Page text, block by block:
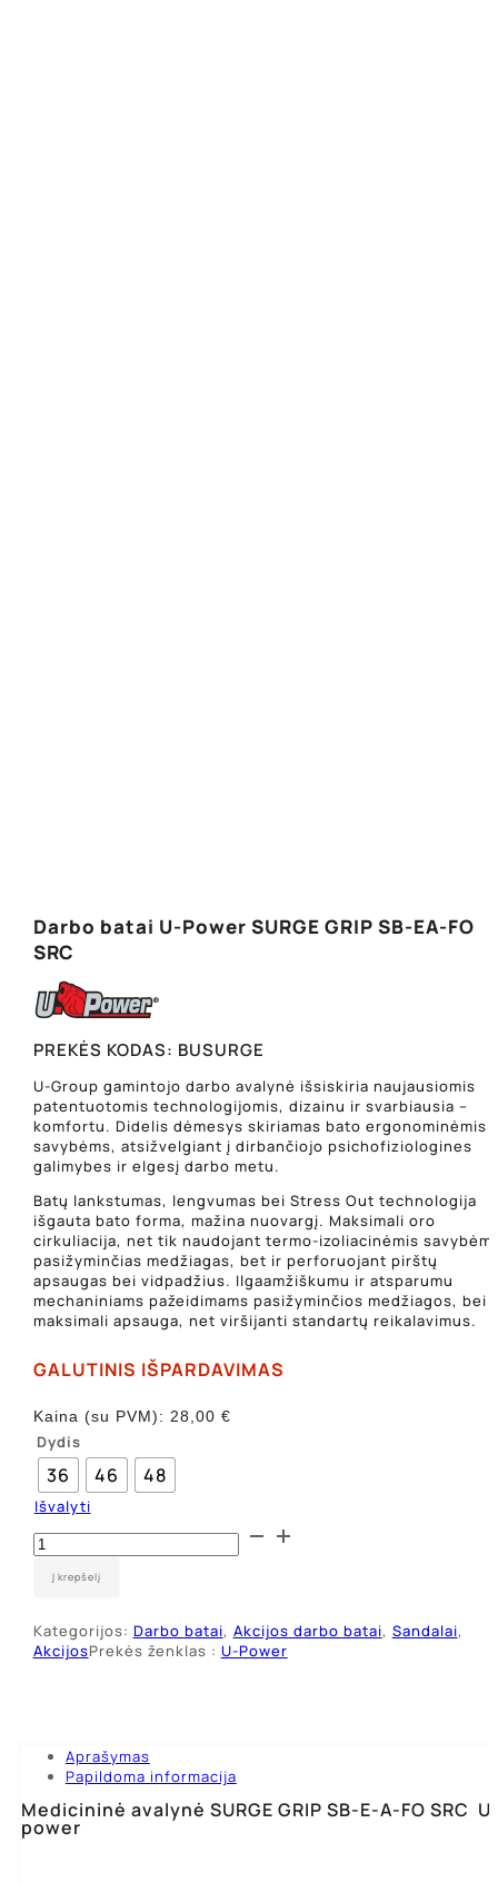
Darbo batai U-Power SURGE GRIP SB-EA-FO
SRC
PREKĖS KODAS: BUSURGE
U-Group gamintojo darbo avalynė išsiskiria naujausiomis
patentuotomis technologijomis, dizainu ir svarbiausia –
komfortu. Didelis dėmesys skiriamas bato ergonominėmis
savybėms, atsižvelgiant į dirbančiojo psichofiziologines
galimybes ir elgesį darbo metu.
Batų lankstumas, lengvumas bei Stress Out technologija
išgauta bato forma, mažina nuovargį. Maksimali oro
cirkuliacija, net tik naudojant termo-izoliacinėmis
pasižyminčias medžiagas, bet ir perforuojant pirštų
apsaugas bei vidpadžius. Ilgaamžiškumu ir atsparumu
mechaniniams pažeidimams pasižyminčios medžiagos, bei
maksimali apsauga, net viršijanti standartų reikalavimus.
GALUTINIS IŠPARDAVIMAS
Kaina (su PVM): 28,00 €
Dydis
36 46 48
Išvalyti
produkto
kiekis:
Darbo
Power
SURGE
SRC
Į krepšelį
Kategorijos: Darbo batai, Akcijos darbo batai, Sandalai,
AkcijosPrekės ženklas : U-Power
Aprašymas
Papildoma informacija
Medicininė avalynė SURGE GRIP SB-E-A-FO SRC
power